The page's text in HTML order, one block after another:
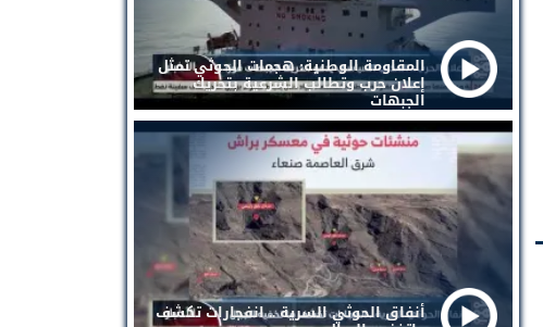
المقاومة الوطنية: هجمات الحوثي تمثل
إعلان حرب وتطالب الشرعية بتحريك
الجبهات
أنفاق الحوثي السرية .. انفجارات تكشف